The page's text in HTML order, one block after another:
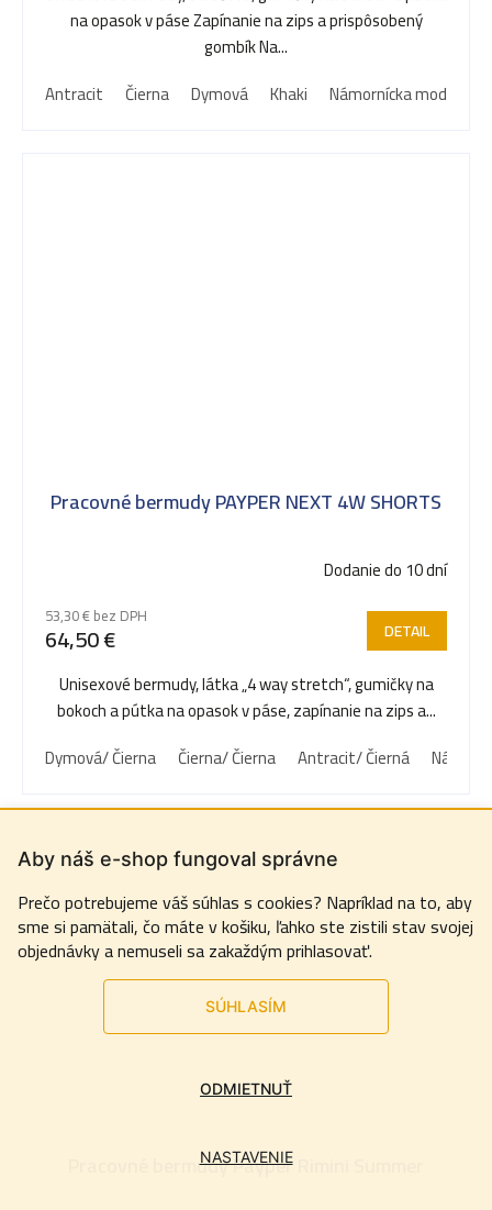
Aby náš e-shop fungoval správne
Prečo potrebujeme váš súhlas s cookies? Napríklad na to, aby
sme si pamätali, čo máte v košiku, ľahko ste zistili stav svojej
objednávky a nemuseli sa zakaždým prihlasovať.
SÚHLASÍM
NASTAVENIE
ODMIETNUŤ
na opasok v páse Zapínanie na zips a prispôsobený
gombík Na...
Antracit
Čierna Dymová Khaki Námornícka modrá
Pracovné bermudy PAYPER NEXT 4W SHORTS
Dodanie do 10 dní
53,30 € bez DPH
64,50 € DETAIL
Unisexové bermudy, látka „4 way stretch“, gumičky na
bokoch a pútka na opasok v páse, zapínanie na zips a...
Dymová/ Čierna
Čierna/ Čierna Antracit/ Čierná
Pracovné bermudy Payper Rimini Summer